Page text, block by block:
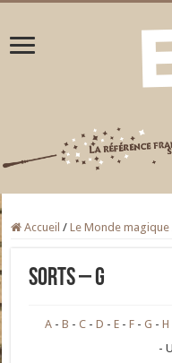
Accueil / Le Monde magique
Sorts – G
A B C D E F G H
U